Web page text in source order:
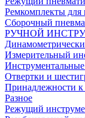
Ремкомплекты для
Сборочный
РУЧНОЙ
Измерительный
Отвертки и
Принадлежности
Разное
Режущий